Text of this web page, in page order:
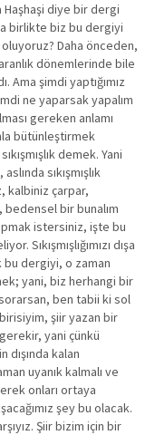
Haşhaşi diye bir dergi
birlikte biz bu dergiyi
oluyoruz? Daha önceden,
dönemlerinde bile
Ama şimdi yaptığımız
ne yaparsak yapalım
gereken anlamı
bütünleştirmek
demek. Yani
sıkışmışlık
kalbiniz çarpar,
bedensel bir bunalım
istersiniz, işte bu
Sıkışmışlığımızı dışa
dergiyi, o zaman
yani, biz herhangi bir
ben tabii ki sol
şiir yazan bir
gerekir, yani çünkü
kalan
uyanık kalmalı ve
onları ortaya
şey bu olacak.
Şiir bizim için bir